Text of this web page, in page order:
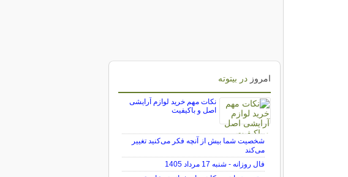
امروز در بیتوته
نکات مهم خرید لوازم آرایشی
اصل و باکیفیت
شخصیت شما بیش از آنچه فکر می‌کنید تغییر
می‌کند
فال روزانه - شنبه 17 مرداد 1405